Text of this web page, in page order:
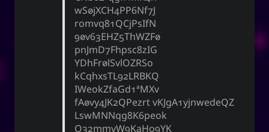
wS0jXCH4PP6Nf7J
romvq81QCjPsIfN
90v63EHZ5ThWZF0
pnJmD7Fhpsc8zIG
YDhFr0lSvlOZRSo
kCqhxsTL92LRBKQ
IWeokZfaGd1AMXv
fA0vy4JK2QPezrt vKJgA1yjnwedeQZ
LswMNNqg8K6peok
O32mmvW9KaHo9YK